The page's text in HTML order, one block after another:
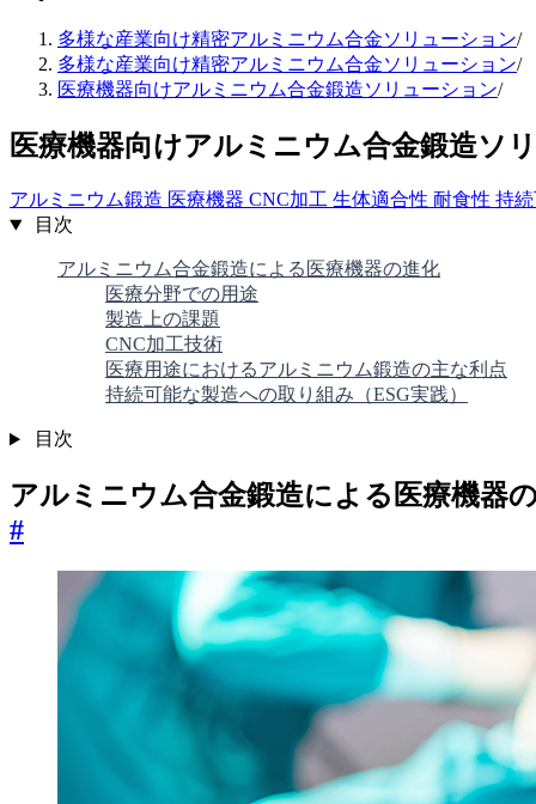
多様な産業向け精密アルミニウム合金ソリューション/
多様な産業向け精密アルミニウム合金ソリューション/
医療機器向けアルミニウム合金鍛造ソリューション/
医療機器向けアルミニウム合金鍛造ソ
アルミニウム鍛造 医療機器 CNC加工 生体適合性 耐食性 持
目次
アルミニウム合金鍛造による医療機器の進化
医療分野での用途
製造上の課題
CNC加工技術
医療用途におけるアルミニウム鍛造の主な利点
持続可能な製造への取り組み（ESG実践）
目次
アルミニウム合金鍛造による医療機器
#